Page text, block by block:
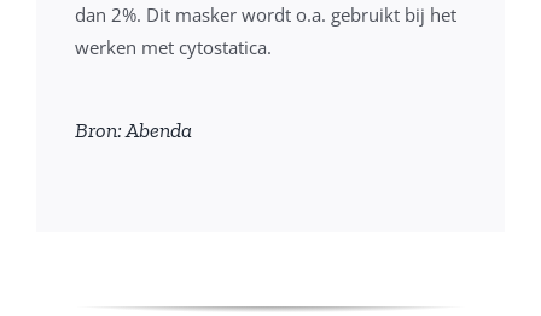
dan 2%. Dit masker wordt o.a. gebruikt bij het
werken met cytostatica.
Bron: Abenda